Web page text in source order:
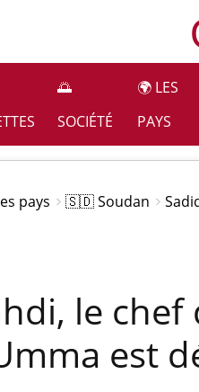
🌅
SOCIÉTÉ
🌍 LES
PAYS
pays 🇸🇩 Soudan
le
est